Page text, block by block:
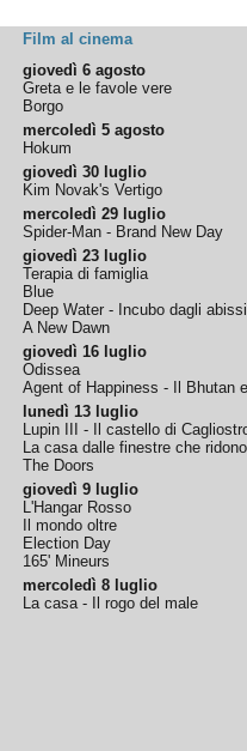
Film al cinema
giovedì 6 agosto
Greta e le favole vere
Borgo
mercoledì 5 agosto
Hokum
giovedì 30 luglio
Kim Novak's Vertigo
mercoledì 29 luglio
Spider-Man - Brand New Day
giovedì 23 luglio
Terapia di famiglia
Blue
Deep Water - Incubo dagli abissi
A New Dawn
giovedì 16 luglio
Odissea
Agent of Happiness - Il Bhutan
lunedì 13 luglio
Lupin III - Il castello di
La casa dalle finestre che ridono
The Doors
giovedì 9 luglio
L'Hangar Rosso
Il mondo oltre
Election Day
165' Mineurs
mercoledì 8 luglio
La casa - Il rogo del male